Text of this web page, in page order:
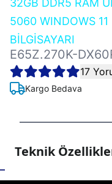
32GB DDR5 RAM
5060 WINDOWS 11
BİLGİSAYARI
E65Z.270K-
17
Kargo Bedava
Teknik